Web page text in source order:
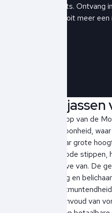
upcoming events. Ontvang
inbox en mis nooit meer
Peuterey
Peuterey is een top van de
majestueuze schoonheid,
samenkomen, waar grote
worden. De drie rode
grafische weergave van. De
uit deze omgeving en
zoektocht naar
materialen, de eenvoud van